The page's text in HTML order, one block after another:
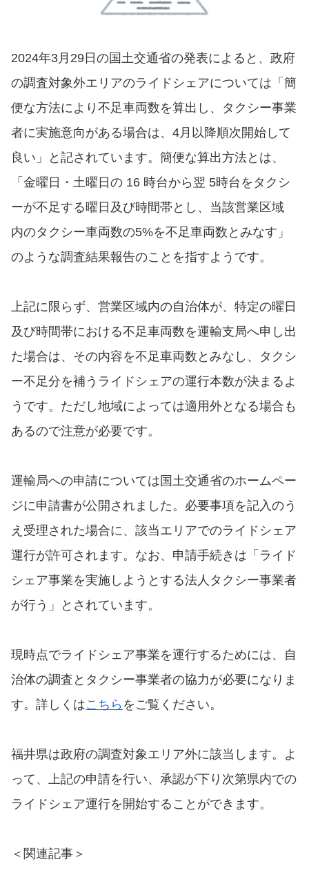
2024年3月29日の国土交通省の発表によると、政府
の調査対象外エリアのライドシェアについては「簡
便な方法により不足車両数を算出し、タクシー事業
者に実施意向がある場合は、4月以降順次開始して
良い」と記されています。簡便な算出方法とは、
「金曜日・土曜日の 16 時台から翌 5時台をタクシ
ーが不足する曜日及び時間帯とし、当該営業区域
内のタクシー車両数の5%を不足車両数とみなす」
のような調査結果報告のことを指すようです。
上記に限らず、営業区域内の自治体が、特定の曜日
及び時間帯における不足車両数を運輸支局へ申し出
た場合は、その内容を不足車両数とみなし、タクシ
ー不足分を補うライドシェアの運行本数が決まるよ
うです。ただし地域によっては適用外となる場合も
あるので注意が必要です。
運輸局への申請については国土交通省のホームペー
ジに申請書が公開されました。必要事項を記入のう
え受理された場合に、該当エリアでのライドシェア
運行が許可されます。なお、申請手続きは「ライド
シェア事業を実施しようとする法人タクシー事業者
が行う」とされています。
現時点でライドシェア事業を運行するためには、自
治体の調査とタクシー事業者の協力が必要になりま
す。詳しくはこちら をご覧ください。
福井県は政府の調査対象エリア外に該当します。よ
って、上記の申請を行い、承認が下り次第県内での
ライドシェア運行を開始することができます。
＜関連記事＞